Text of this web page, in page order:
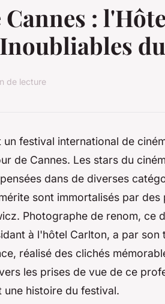
:
de lecture
un festival international de
de Cannes. Les stars du
dans de diverses
sont immortalisés par des
Photographe de renom, ce
à l'hôtel Carlton, a par son
réalisé des clichés
les prises de vue de ce
une histoire du festival.